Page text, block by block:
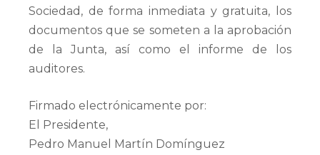
Sociedad, de forma inmediata y gratuita, los
documentos que se someten a la aprobación
de la Junta, así como el informe de los
auditores.
Firmado electrónicamente por:
El Presidente,
Pedro Manuel Martín Domínguez